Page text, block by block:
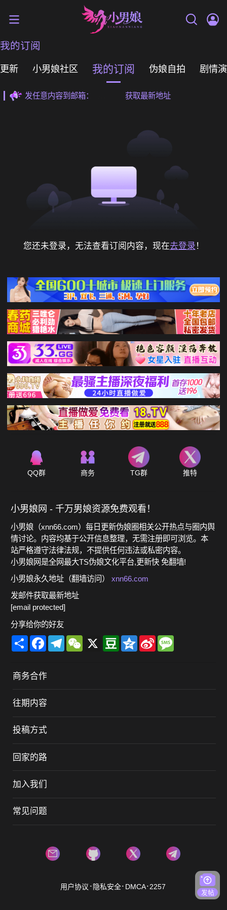
我的订阅
新 小男娘社区 我的订阅 伪娘自拍 剧情
发任意内容到邮箱： 获取最新地址
获取最新地址
您还未登录，无法查看订阅内容，现在去登录 ！
QQ群 商务 TG群 推特
小男娘网 - 千万男娘资源免费观看！
小男娘（xnn66.com）每日更新伪娘圈相关公开热点与圈内舆
情讨论。内容均基于公开信息整理，无需注册即可浏览。本
站严格遵守法律法规，不提供任何违法或私密内容。
小男娘网是全网最大TS伪娘文化平台,更新快 免翻墙!
小男娘永久地址（翻墙访问） xnn66.com
发邮件获取最新地址
[email protected]
分享给你的好友
Share FacebookTelegramWeChat
X DoubanQzoneSina
Weibo
Message
商务合作
往期内容
投稿方式
回家的路
加入我们
常见问题
用户协议 . 隐私安全. DMCA.2257